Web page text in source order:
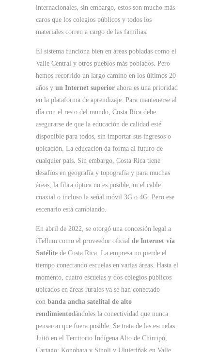
internacionales, sin embargo, estos son mucho más
caros que los colegios públicos y todos los
materiales corren a cargo de las familias.
El sistema funciona bien en áreas pobladas como el
Valle Central y otros pueblos más poblados. Pero
hemos recorrido un largo camino en los últimos 20
años y un Internet superior ahora es una prioridad
en la plataforma de aprendizaje. Para mantenerse al
día con el resto del mundo, Costa Rica debe
asegurarse de que la educación de calidad esté
disponible para todos, sin importar sus ingresos o
ubicación. La educación da forma al futuro de
cualquier país. Sin embargo, Costa Rica tiene
desafíos en geografía y topografía y para muchas
áreas, la fibra óptica no es posible, ni el cable
coaxial o incluso la señal móvil 3G o 4G. Pero ese
escenario está cambiando.
En abril de 2022, se otorgó una concesión legal a
iTellum como el proveedor oficial de Internet vía
Satélite de Costa Rica. La empresa no pierde el
tiempo conectando escuelas en varias áreas. Hasta el
momento, cuatro escuelas y dos colegios públicos
ubicados en áreas rurales ya se han conectado
con banda ancha satelital de alto
rendimientodándoles la conectividad que nunca
pensaron que fuera posible. Se trata de las escuelas
Juitö en el Territorio Indígena Alto de Chirripó,
Cartago; Konobata y Sinoli y Ulujeriñak en Valle